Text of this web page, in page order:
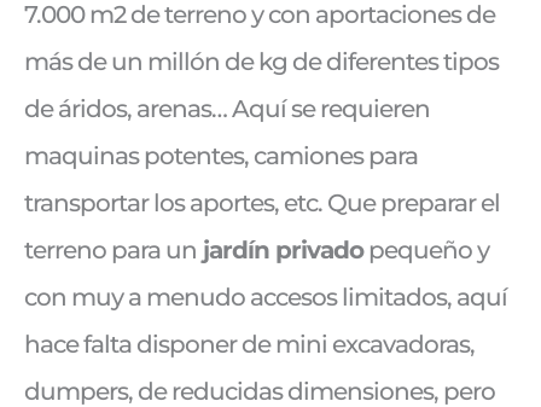
7.000 m2 de terreno y con aportaciones de
más de un millón de kg de diferentes tipos
de áridos, arenas… Aquí se requieren
maquinas potentes, camiones para
transportar los aportes, etc. Que preparar el
terreno para un jardín privadopequeño y
con muy a menudo accesos limitados, aquí
hace falta disponer de mini excavadoras,
dumpers, de reducidas dimensiones, pero